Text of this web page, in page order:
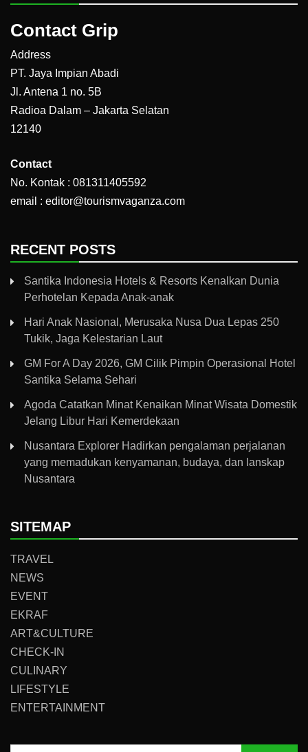
Contact Grip
Address
PT. Jaya Impian Abadi
Jl. Antena 1 no. 5B
Radioa Dalam – Jakarta Selatan
12140
Contact
No. Kontak : 081311405592
email : editor@tourismvaganza.com
RECENT POSTS
Santika Indonesia Hotels & Resorts Kenalkan Dunia
Perhotelan Kepada Anak-anak
Hari Anak Nasional, Merusaka Nusa Dua Lepas 250
Tukik, Jaga Kelestarian Laut
GM For A Day 2026, GM Cilik Pimpin Operasional Hotel
Santika Selama Sehari
Agoda Catatkan Minat Kenaikan Minat Wisata Domestik
Jelang Libur Hari Kemerdekaan
Nusantara Explorer Hadirkan pengalaman perjalanan
yang memadukan kenyamanan, budaya, dan lanskap
Nusantara
SITEMAP
TRAVEL
NEWS
EVENT
EKRAF
ART&CULTURE
CHECK-IN
CULINARY
LIFESTYLE
ENTERTAINMENT